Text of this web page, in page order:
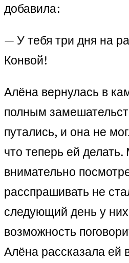
добавила:
— У тебя три дня на
Конвой!
Алёна вернулась в
полным
путались, и она не
что теперь ей
внимательно
расспрашивать не
следующий день у
возможность
Алёна рассказала ей